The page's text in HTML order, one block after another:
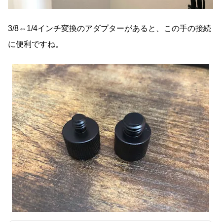
3/8⇔1/4インチ変換のアダプターがあると、この手の接続
に便利ですね。